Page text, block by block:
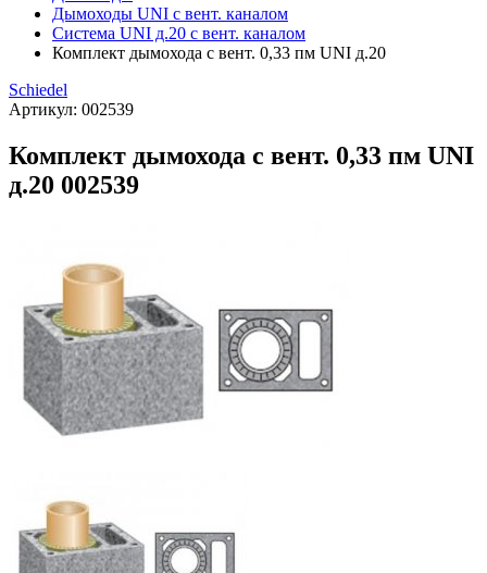
Дымоходы UNI с вент. каналом
Система UNI д.20 с вент. каналом
Комплект дымохода с вент. 0,33 пм UNI д.20
Schiedel
Артикул: 002539
Комплект дымохода с вент. 0,33 пм UNI
д.20 002539